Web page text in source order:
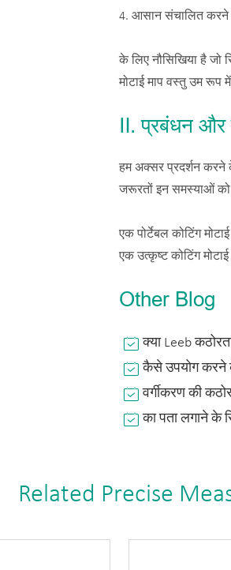
4. आसान संचालित करने
के लिए नौसिखिया है जो
मोटाई माप वस्तु उम रूप
Ⅱ. प्रबंधन और
हम अक्सर प्रदर्शन करने
जरूरतों इन समस्याओं
एक पोर्टेबल कोटिंग
एक उत्कृष्ट कोटिंग
Other Blog
क्या Leeb
कैसे उपयोग करने
वर्गीकरण की
का पता लगाने के
Related Precise